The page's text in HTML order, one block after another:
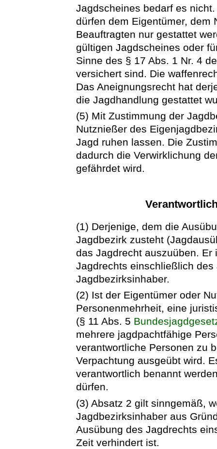
Jagdscheines bedarf es
dürfen dem Eigentümer, dem
Beauftragten nur gestattet
gültigen Jagdscheines oder
Sinne des § 17 Abs. 1 Nr. 4
versichert sind. Die
Das Aneignungsrecht hat
die Jagdhandlung gestattet
(5) Mit Zustimmung der
Nutznießer des
Jagd ruhen lassen. Die
dadurch die Verwirklichung
gefährdet wird.
(1) Derjenige, dem die
Jagdbezirk zusteht
das Jagdrecht auszuüben.
Jagdrechts einschließlich
Jagdbezirksinhaber.
(2) Ist der Eigentümer oder
Personenmehrheit, eine
(§ 11 Abs. 5
mehrere jagdpachtfähige
verantwortliche Personen zu
Verpachtung ausgeübt wird.
verantwortlich benannt
dürfen.
(3) Absatz 2 gilt sinngemäß,
Jagdbezirksinhaber aus
Ausübung des Jagdrechts
Zeit verhindert ist.